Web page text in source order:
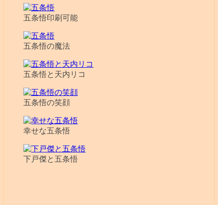
五条悟印刷可能
五条悟の魔法
五条悟と天内リコ
五条悟の笑顔
幸せな五条悟
下戸傑と五条悟